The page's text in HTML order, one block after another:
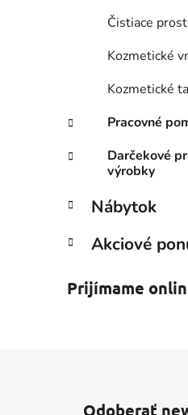
Čistiace
Kozmetické
Kozmetické
Pracovné
Darčekové
výrobky
Nábytok
Akciové
Prijímame
Odoberať